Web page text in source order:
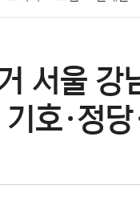
의학 경제 마케팅
서울 강
호·정